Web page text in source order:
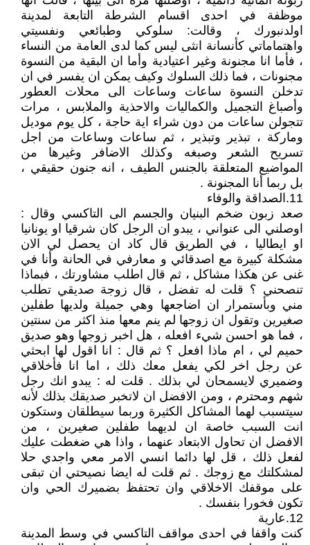
موظفة في احدى اقسام الشرطة التابعة لمدينة
اولدنبورك ، وقالت: سلوكي وطبائعي ونفسيتي
واهتماماتي كأنسانة انثى ليس كما لدى العامة من النساء
، فأما انا مجنونة وغير اعتيادية وأما ان البقية من النسوة
مجنونات ، فما ذلك السلوك وكيف يمكن ان يفسر في ان
تدخلن النسوة ساعات وساعات الى محلات العطور
وأصباغ التجميل والكماليات والاحذية والملابس ، مرات
تتجولن ساعات من دون شراء اية حاجة ، كل يوم موديل
وماركة ، تبذير وتبذير ، ثم ساعات وساعات من اجل
تسريح الشعر وصبغه وكذلك الاضافر وغيرها من
المواضيع المتعلقة بالجنس الطيف ، انه جنون حقيقي ،
بل ربما أنا المجنونة .
11.الصداقة والوفاء
صعد زبون ضخم البنيان والجسم الى التاكسي وقال :
اوصلني الى عنواني ، يبدو ان الرجل كان شرقيا او يونانيا
او ايطاليا ، في الطريق قال كاد ان يحصل لي الان
مشكلة كبيرة مع اصدقائي و معارفي في الحانة وأنا في
غنى عن هكذا مشاكل ، ثم قال اطلب مشاورتك ، فبماذا
تنصحني ؟ قلت له تفضل ، قال زوجة صديقي تطلب
مني وبأستمرار ان اضاجعها وهي جميلة ولديها طفلين
صغيرين وتقول ان زوجها لم ينم معها منذ اكثر من سنتين
، فما هو احسن شيء افعله ، هل اخبر زوجها وهو صديق
حميم لي ، ام ماذا افعل ؟ ثم قال : انا اقول لها ابحثي
عن رجل اخر لكي يفعل معك ذلك ، اما انا فأخلاقي
وضميري لايسمحان لي بذلك . قلت له : يبدو انك رجل
شهم ومحترم ، ومن الافضل ان لاتخبر صديقك بذلك لأنه
سيتسبب لهما المشاكل الكثيرة وربما سيطلقان وستكون
انت السبب خاصة ان لديهما طفلين صغيرين ، من
الافضل ان تحاول الابتعاد عنهما ، واذا هي ضغطت عليك
لفعل ذلك ، قل لها دائما انسي الامر معي واجدي حلا
لمشكلتك مع زوجك . ثم قلت له ايضا نصيحتي ان تبقى
على موقفك الاخلاقي وان تحتفظ بضميرك الحي وان
تكون فخورا بنفسك .
12.عارية
كنت واقفا في احدى مواقف التاكسي في وسط المدينة